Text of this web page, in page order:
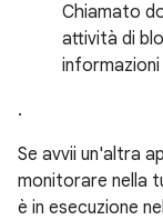
Chiamato
attività di
informazioni
.
Se avvii un'altra
monitorare nella
è in esecuzione